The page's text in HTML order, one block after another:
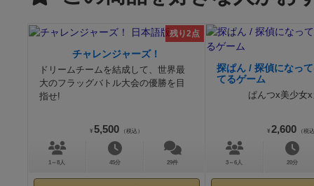
残り2点
チャレンジャーズ！
ドリームチームを結成して、世界最
大のフラッグバトル大会の優勝を目
指せ!
¥ 5,500 （税込）
1～8人 45分 29件
探ぱん / 探偵になっ
てるゲーム
ぱんつx美少女
¥ 2,600 （税
3～6人 20分